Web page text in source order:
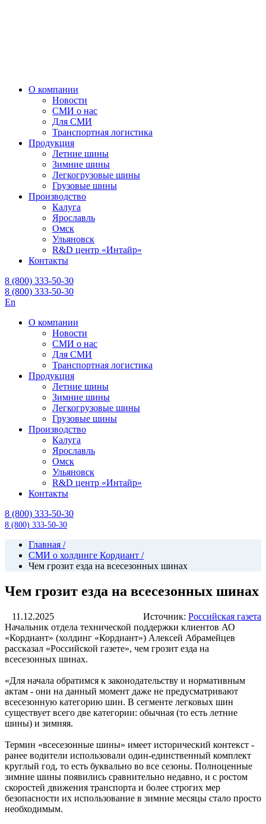
О компании
Новости
СМИ о нас
Для СМИ
Транспортная логистика
Продукция
Летние шины
Зимние шины
Легкогрузовые шины
Грузовые шины
Производство
Калуга
Ярославль
Омск
Ульяновск
R&D центр «Интайр»
Контакты
8 (800) 333-50-30
8 (800) 333-50-30
En
О компании
Новости
СМИ о нас
Для СМИ
Транспортная логистика
Продукция
Летние шины
Зимние шины
Легкогрузовые шины
Грузовые шины
Производство
Калуга
Ярославль
Омск
Ульяновск
R&D центр «Интайр»
Контакты
8 (800) 333-50-30
8 (800) 333-50-30
Главная /
СМИ о холдинге Кордиант /
Чем грозит езда на всесезонных шинах
Чем грозит езда на всесезонных шинах
11.12.2025 Источник: Российская газета
Начальник отдела технической поддержки клиентов АО
«Кордиант» (холдинг «Кордиант») Алексей Абрамейцев
рассказал «Российской газете», чем грозит езда на
всесезонных шинах.
«Для начала обратимся к законодательству и нормативным
актам - они на данный момент даже не предусматривают
всесезонную категорию шин. В сегменте легковых шин
существует всего две категории: обычная (то есть летние
шины) и зимняя.
Термин «всесезонные шины» имеет исторический контекст -
ранее водители использовали один-единственный комплект
круглый год, то есть буквально во все сезоны. Полноценные
зимние шины появились сравнительно недавно, и с ростом
скоростей движения транспорта и более строгих мер
безопасности их использование в зимние месяцы стало просто
необходимым.